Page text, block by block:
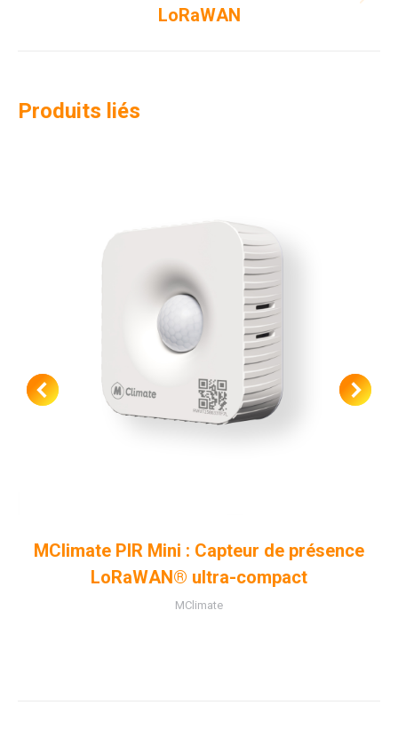
similaires
LoRaWAN
Produits liés
MClimate PIR Mini : Capteur de présence
LoRaWAN® ultra-compact
MClimate